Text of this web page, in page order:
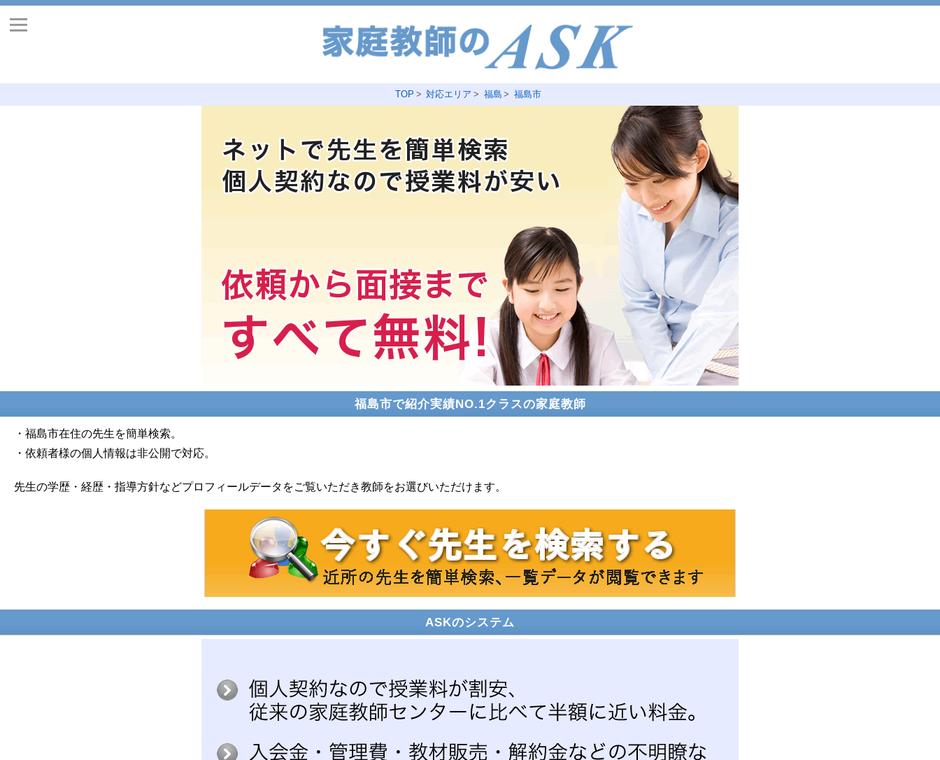
TOP 対応エリア 福島 福島市
福島市で紹介実績NO.1クラスの家庭教師
・福島市在住の先生を簡単検索。
・依頼者様の個人情報は非公開で対応。
先生の学歴・経歴・指導方針などプロフィールデータをご覧いただき教師をお選びいただけます。
ASKのシステム